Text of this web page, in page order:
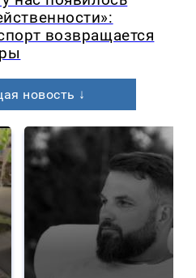
возвращается
новость ↓